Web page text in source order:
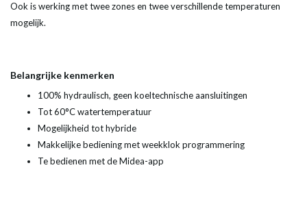
Ook is werking met twee zones en twee verschillende temperaturen
mogelijk.
Belangrijke kenmerken
100% hydraulisch, geen koeltechnische aansluitingen
Tot 60°C watertemperatuur
Mogelijkheid tot hybride
Makkelijke bediening met weekklok programmering
Te bedienen met de Midea-app